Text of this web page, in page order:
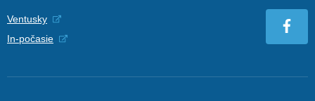
Ventusky
In-počasie